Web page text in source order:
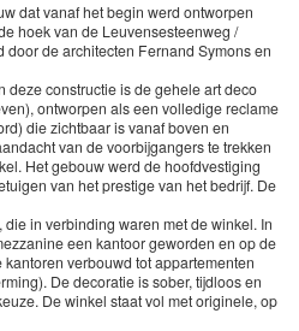
dat vanaf het begin werd ontworpen
hoek van de Leuvensesteenweg /
de architecten Fernand Symons en
deze constructie is de gehele art deco
ontworpen als een volledige reclame
die zichtbaar is vanaf boven en
van de voorbijgangers te trekken
Het gebouw werd de hoofdvestiging
van het prestige van het bedrijf. De
in verbinding waren met de winkel. In
een kantoor geworden en op de
verbouwd tot appartementen
De decoratie is sober, tijdloos en
De winkel staat vol met originele, op